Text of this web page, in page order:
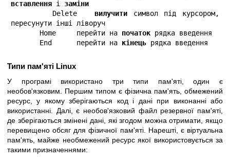
вставлення і заміни
       Delete
вилучити символ під курсором,
пересунути інші ліворуч
       Home     перейти на
початок рядка введення
       End      перейти на
кінець рядка введення
Типи пам'яті Linux
У програмі використано три типи пам'яті, один є
необов'язковим. Першим типом є фізична пам'ять, обмежений
ресурс, у якому зберігаються код і дані при виконанні або
використанні. Далі, є необов'язковий файл резервної пам'яті,
де зберігаються змінені дані, які згодом можна отримати, якщо
перевищено обсяг для фізичної пам'яті. Нарешті, є віртуальна
пам'ять, майже необмежений ресурс якої використовується за
такими призначеннями: